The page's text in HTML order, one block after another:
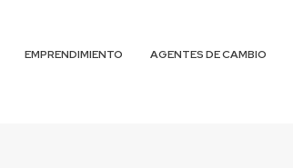
EMPRENDIMIENTO AGENTES DE CAMBIO